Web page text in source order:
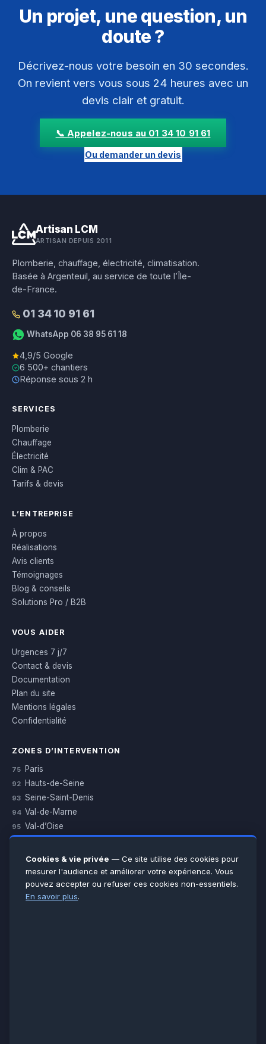
Un projet, une question, un
doute ?
Décrivez-nous votre besoin en 30 secondes.
On revient vers vous sous 24 heures avec un
devis clair et gratuit.
📞 Appelez-nous au 01 34 10 91 61
Ou demander un devis
Artisan LCM
ARTISAN DEPUIS 2011
Plomberie, chauffage, électricité, climatisation.
Basée à Argenteuil, au service de toute l’Île-
de-France.
01 34 10 91 61
WhatsApp 06 38 95 61 18
4,9/5 Google
6 500+ chantiers
Réponse sous 2 h
SERVICES
Plomberie
Chauffage
Électricité
Clim & PAC
Tarifs & devis
L’ENTREPRISE
À propos
Réalisations
Avis clients
Témoignages
Blog & conseils
Solutions Pro / B2B
VOUS AIDER
Urgences 7 j/7
Contact & devis
Documentation
Plan du site
Mentions légales
Confidentialité
ZONES D’INTERVENTION
75 Paris
92 Hauts-de-Seine
93 Seine-Saint-Denis
94 Val-de-Marne
95 Val-d’Oise
Essonne
Seine-et-Marne
Voir toutes les villes →
Cookies & vie privée — Ce site utilise des cookies pour
mesurer l'audience et améliorer votre expérience. Vous
pouvez accepter ou refuser ces cookies non-essentiels.
En savoir plus.